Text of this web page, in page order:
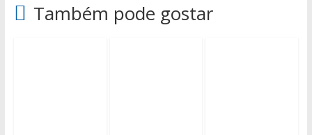
Também pode gostar